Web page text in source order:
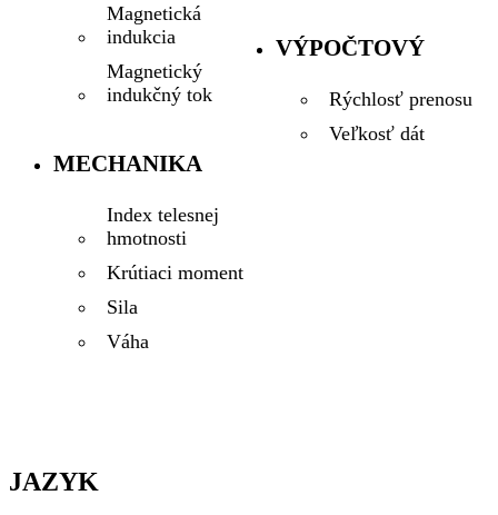
Magnetická
indukcia
Magnetický
indukčný tok
MECHANIKA
Index telesnej
hmotnosti
Krútiaci moment
Sila
Váha
VÝPOČTOVÝ
Rýchlosť prenosu
Veľkosť dát
JAZYK